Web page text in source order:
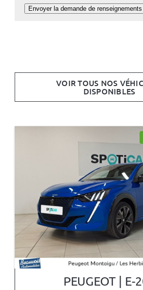
VOIR TOUS NOS
DISPONIBLES
PEUGEOT | E-
Envoyer la demande de renseignements